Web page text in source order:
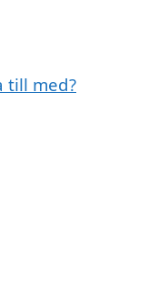
till med?